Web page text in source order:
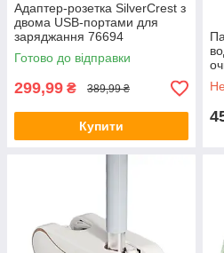
Адаптер-розетка SilverCrest з
двома USB-портами для
заряджання 76694
Готово до відправки
299,99 ₴ 389,99 ₴
Купити